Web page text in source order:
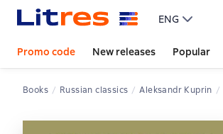
ENG
Promo code New releases Popular
Books Russian classics Aleksandr Kuprin